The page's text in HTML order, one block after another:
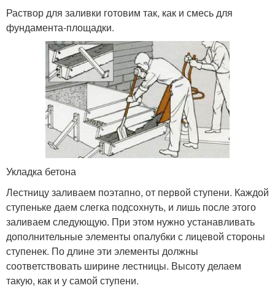
Раствор для заливки готовим так, как и смесь для
фундамента-площадки.
Укладка бетона
Лестницу заливаем поэтапно, от первой ступени. Каждой
ступеньке даем слегка подсохнуть, и лишь после этого
заливаем следующую. При этом нужно устанавливать
дополнительные элементы опалубки с лицевой стороны
ступенек. По длине эти элементы должны
соответствовать ширине лестницы. Высоту делаем
такую, как и у самой ступени.